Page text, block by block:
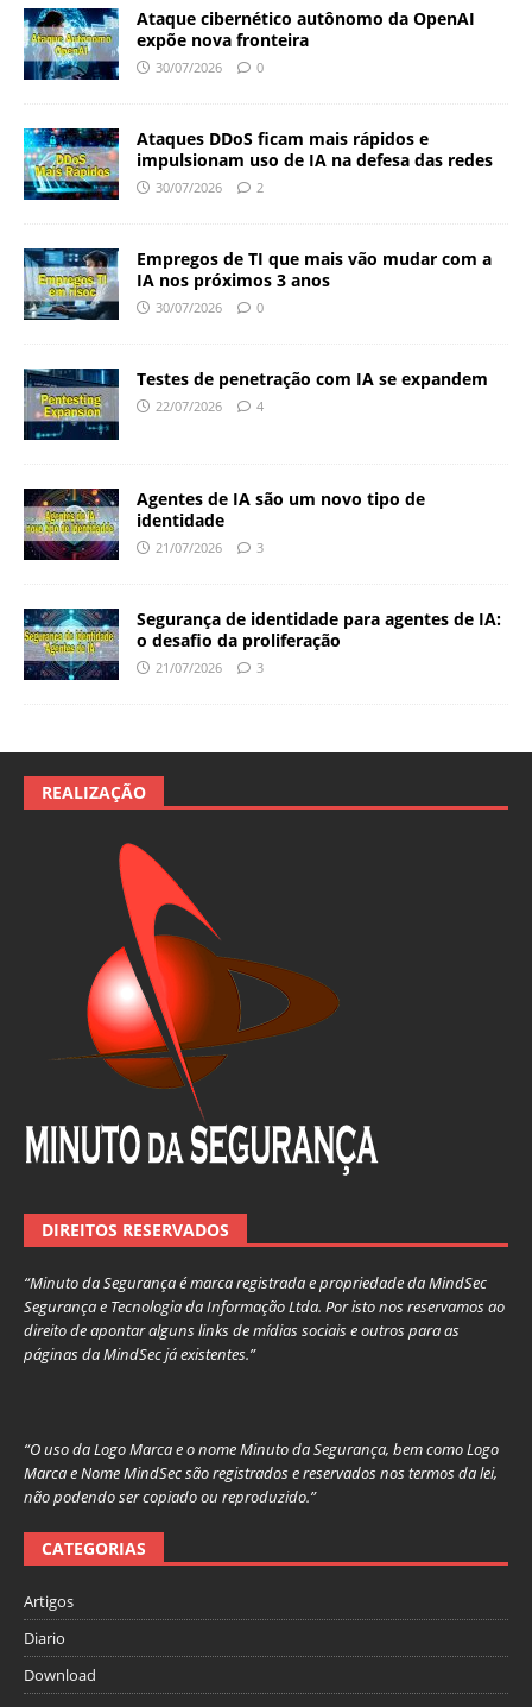
Ataque cibernético autônomo da OpenAI
expõe nova fronteira
30/07/2026 0
Ataques DDoS ficam mais rápidos e
impulsionam uso de IA na defesa das redes
30/07/2026 2
Empregos de TI que mais vão mudar com a
IA nos próximos 3 anos
30/07/2026 0
Testes de penetração com IA se expandem
22/07/2026 4
Agentes de IA são um novo tipo de
identidade
21/07/2026 3
Segurança de identidade para agentes de IA:
o desafio da proliferação
21/07/2026 3
REALIZAÇÃO
DIREITOS RESERVADOS
“Minuto da Segurança é marca registrada e propriedade da MindSec
Segurança e Tecnologia da Informação Ltda. Por isto nos reservamos ao
direito de apontar alguns links de mídias sociais e outros para as
páginas da MindSec já existentes.”
“O uso da Logo Marca e o nome Minuto da Segurança, bem como Logo
Marca e Nome MindSec são registrados e reservados nos termos da lei,
não podendo ser copiado ou reproduzido.”
CATEGORIAS
Artigos
Diario
Download